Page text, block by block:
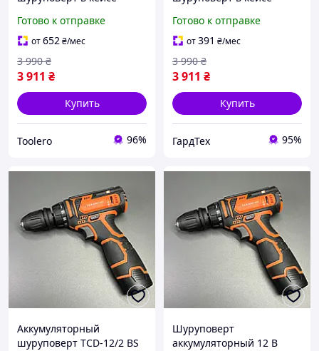
kit (20 В, 2 А/ч,
двухскоростной)
Готово к отправке
от652₴/мес
3 911 ₴
3 990 ₴
Купить
Toolero 96%
kit (20 В, 2 А/ч,
двухскоростной)
Готово к отправке
от391 ₴/мес
3 911 ₴
3 990 ₴
Купить
ГардТех 95%
Аккумуляторный
шуруповерт TCD-12/2 BS
Шуруповерт
аккумуляторный 12 В